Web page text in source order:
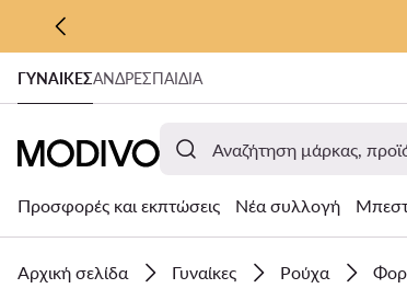
ΜΕΤΆΒΑΣΗ ΣΤΟ ΚΎΡΙΟ ΠΕΡΙΕΧΌΜΕΝΟ
ΜΕΤΆΒΑΣΗ ΣΤΗΝ ΑΝΑΖΉΤΗΣΗ
ΓΥΝΑΊΚΕΣΑΝΔΡΕΣΠΑΙΔΙΑ
Προσφορές και εκπτώσεις Νέα συλλογή
Αρχική σελίδα Γυναίκες Ρούχα